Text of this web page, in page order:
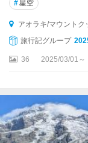
ラ
ッ
ル
ワ
ト
モ
・
#星空
アオラキ/マウントク
旅行記グループ
36 2025/03/01～